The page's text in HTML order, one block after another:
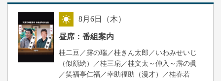
8月6日（木）
昼席：番組案内
桂二豆／露の瑞／桂きん太郎／いわみせいじ
（似顔絵）／桂三扇／桂文太～仲入～露の眞
／笑福亭仁福／幸助福助（漫才）／桂春若